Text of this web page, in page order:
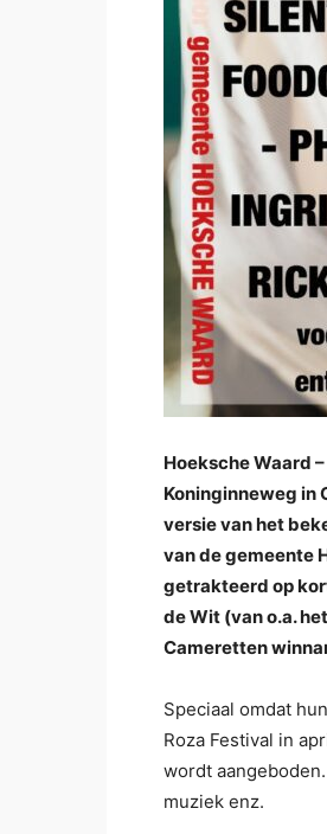
Hoeksche Waard
Koninginneweg in
versie van het
van de gemeente
getrakteerd op
de Wit (van o.a.
Cameretten
Speciaal omdat
Roza Festival in
wordt
muziek enz.